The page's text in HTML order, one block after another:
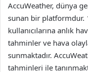
AccuWeather, dünya
sunan bir platformdur.
kullanıcılarına anlık
tahminler ve hava
sunmaktadır.
tahminleri ile